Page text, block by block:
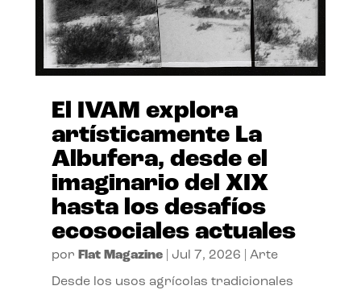
El IVAM explora
artísticamente La
Albufera, desde el
imaginario del XIX
hasta los desafíos
ecosociales actuales
por Flat Magazine| Jul 7, 2026 Arte
Desde los usos agrícolas tradicionales